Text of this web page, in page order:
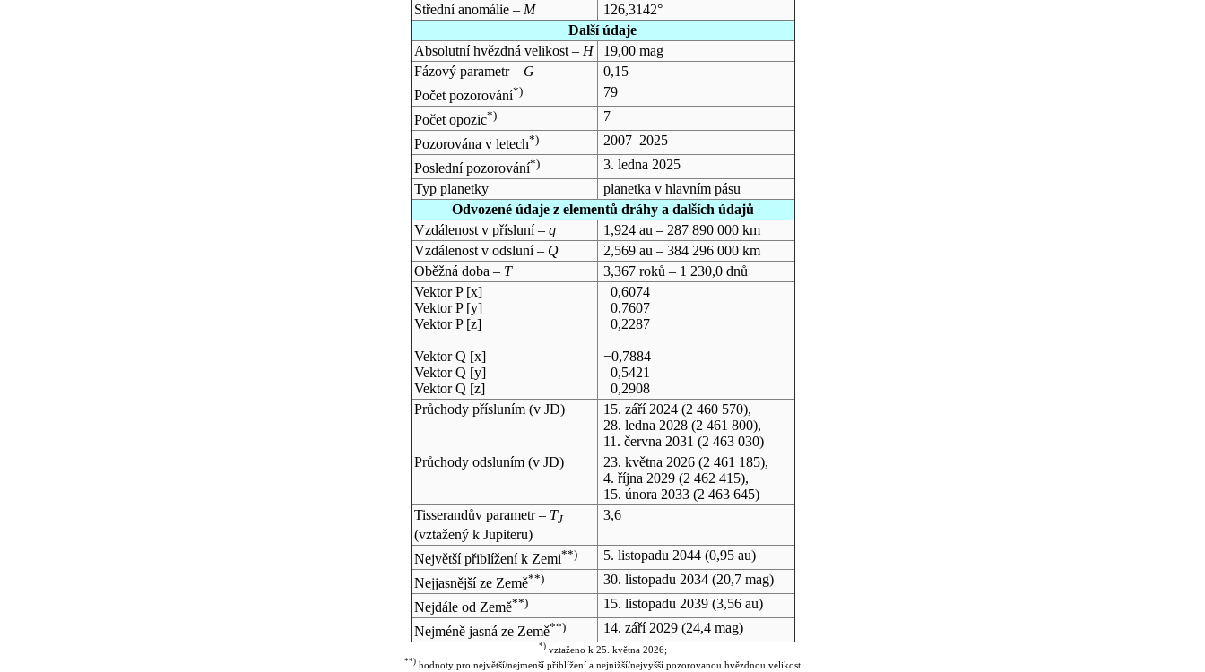
Střední anomálie – M
126,3142°
Další údaje
Absolutní hvězdná velikost – H
19,00 mag
Fázový parametr – G
0,15
Počet pozorování*)
79
Počet opozic*)
7
Pozorována v letech*)
2007–2025
Poslední pozorování*)
3. ledna 2025
Typ planetky
planetka v hlavním pásu
Odvozené údaje z elementů dráhy a dalších údajů
Vzdálenost v přísluní – q
1,924 au – 287 890 000 km
Vzdálenost v odsluní – Q
2,569 au – 384 296 000 km
Oběžná doba – T
3,367 roků – 1 230,0 dnů
Vektor P [x]
Vektor P [y]
Vektor P [z]
Vektor Q [x]
Vektor Q [y]
Vektor Q [z]
0,6074
0,7607
0,2287
−0,7884
0,5421
0,2908
Průchody přísluním (v JD) 15. září 2024(2 460 570),
28. ledna 2028(2 461 800),
11. června 2031 (2 463 030)
Průchody odsluním (v JD) 23. května 2026(2 461 185),
4. října 2029(2 462 415),
15. února 2033(2 463 645)
Tisserandův parametr – TJ
(vztažený k Jupiteru)
3,6
Největší přiblížení k Zemi**) 5. listopadu 2044(0,95 au)
Nejjasnější ze Země**) 30. listopadu 2034(20,7 mag)
Nejdále od Země**) 15. listopadu 2039(3,56 au)
Nejméně jasná ze Země**) 14. září 2029(24,4 mag)
*)vztaženo k 25. května 2026;
**) hodnoty pro největší/nejmenší přiblížení a nejnižší/nejvyšší pozorovanou hvězdnou velikost